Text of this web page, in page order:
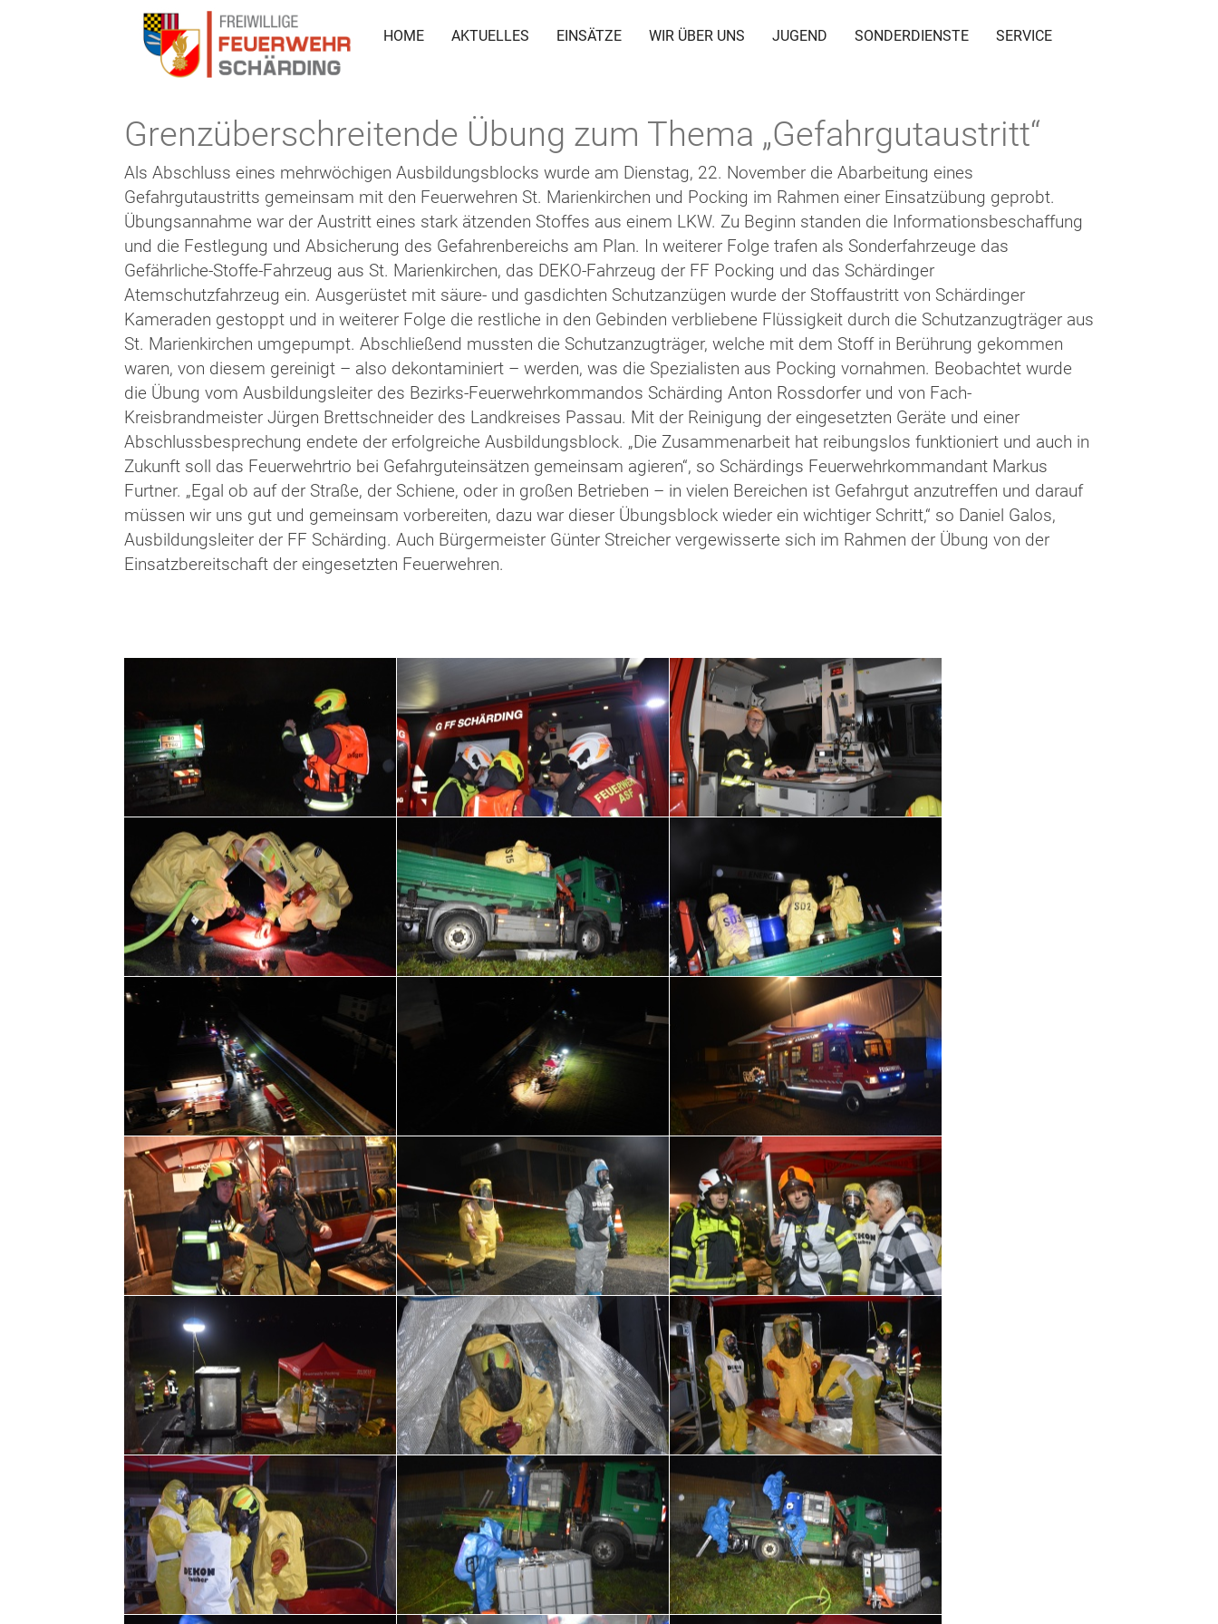
HOME AKTUELLES EINSÄTZE WIR ÜBER UNS JUGEND SONDERDIENSTE SERVICE
Grenzüberschreitende Übung zum Thema „Gefahrgutaustritt“
Als Abschluss eines mehrwöchigen Ausbildungsblocks wurde am Dienstag, 22. November die Abarbeitung eines
Gefahrgutaustritts gemeinsam mit den Feuerwehren St. Marienkirchen und Pocking im Rahmen einer Einsatzübung geprobt.
Übungsannahme war der Austritt eines stark ätzenden Stoffes aus einem LKW. Zu Beginn standen die Informationsbeschaffung
und die Festlegung und Absicherung des Gefahrenbereichs am Plan. In weiterer Folge trafen als Sonderfahrzeuge das
Gefährliche-Stoffe-Fahrzeug aus St. Marienkirchen, das DEKO-Fahrzeug der FF Pocking und das Schärdinger
Atemschutzfahrzeug ein. Ausgerüstet mit säure- und gasdichten Schutzanzügen wurde der Stoffaustritt von Schärdinger
Kameraden gestoppt und in weiterer Folge die restliche in den Gebinden verbliebene Flüssigkeit durch die Schutzanzugträger aus
St. Marienkirchen umgepumpt. Abschließend mussten die Schutzanzugträger, welche mit dem Stoff in Berührung gekommen
waren, von diesem gereinigt – also dekontaminiert – werden, was die Spezialisten aus Pocking vornahmen. Beobachtet wurde
die Übung vom Ausbildungsleiter des Bezirks-Feuerwehrkommandos Schärding Anton Rossdorfer und von Fach-
Kreisbrandmeister Jürgen Brettschneider des Landkreises Passau. Mit der Reinigung der eingesetzten Geräte und einer
Abschlussbesprechung endete der erfolgreiche Ausbildungsblock. „Die Zusammenarbeit hat reibungslos funktioniert und auch in
Zukunft soll das Feuerwehrtrio bei Gefahrguteinsätzen gemeinsam agieren“, so Schärdings Feuerwehrkommandant Markus
Furtner. „Egal ob auf der Straße, der Schiene, oder in großen Betrieben – in vielen Bereichen ist Gefahrgut anzutreffen und darauf
müssen wir uns gut und gemeinsam vorbereiten, dazu war dieser Übungsblock wieder ein wichtiger Schritt,“ so Daniel Galos,
Ausbildungsleiter der FF Schärding. Auch Bürgermeister Günter Streicher vergewisserte sich im Rahmen der Übung von der
Einsatzbereitschaft der eingesetzten Feuerwehren.